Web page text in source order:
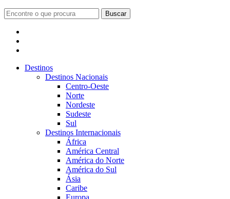
Buscar
Destinos
Destinos Nacionais
Centro-Oeste
Norte
Nordeste
Sudeste
Sul
Destinos Internacionais
África
América Central
América do Norte
América do Sul
Ásia
Caribe
Europa